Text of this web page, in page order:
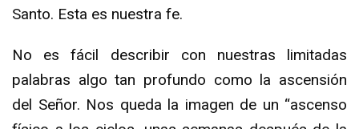
Santo. Esta es nuestra fe.
No es fácil describir con nuestras limitadas
palabras algo tan profundo como la ascensión
del Señor. Nos queda la imagen de un “ascenso